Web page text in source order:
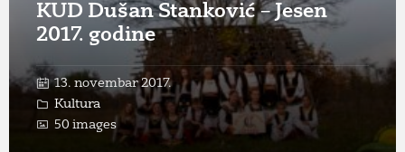
KUD Dušan Stanković – Jesen
2017. godine
13. novembar 2017.
Kultura
50 images